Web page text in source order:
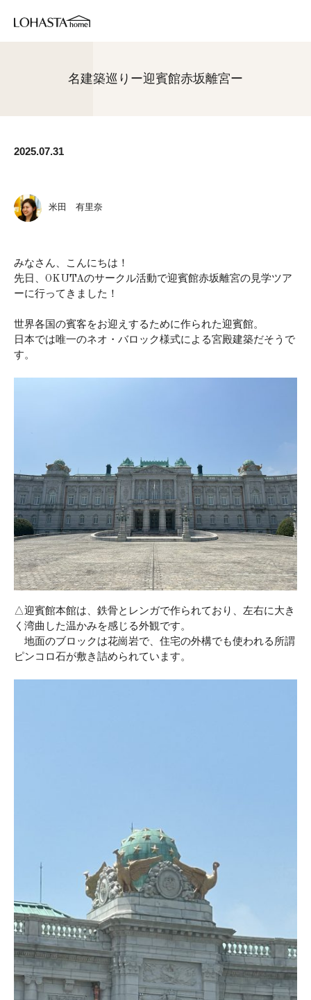
名建築巡りー迎賓館赤坂離宮ー
2025.07.31
米田 有里奈
みなさん、こんにちは！
先日、OKUTAのサークル活動で迎賓館赤坂離宮の見学ツア
ーに行ってきました！
世界各国の賓客をお迎えするために作られた迎賓館。
日本では唯一のネオ・バロック様式による宮殿建築だそうで
す。
△迎賓館本館は、鉄骨とレンガで作られており、左右に大き
く湾曲した温かみを感じる外観です。
地面のブロックは花崗岩で、住宅の外構でも使われる所謂
ピンコロ石が敷き詰められています。